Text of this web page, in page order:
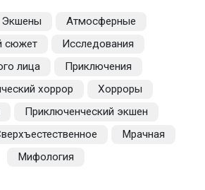
Экшены
Атмосферные
сюжет
Исследования
лица
Приключения
хоррор
Хорроры
Приключенческий экшен
Мрачная
Мифология